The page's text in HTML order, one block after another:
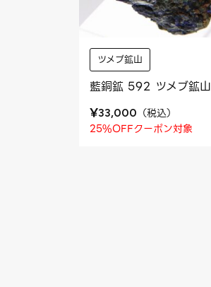
ツメブ鉱山
藍銅鉱 592 ツメブ鉱山
¥33,000 （税込）
25%OFFクーポン対象